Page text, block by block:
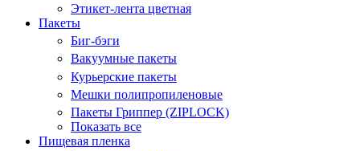
Этикет-лента цветная
Пакеты
Биг-бэги
Вакуумные пакеты
Курьерские пакеты
Мешки полипропиленовые
Пакеты Гриппер (ZIPLOCK)
Показать все
Пищевая пленка